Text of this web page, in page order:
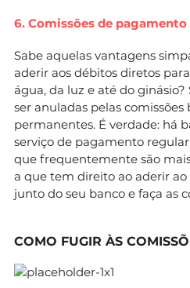
6. Comissões de pagamento
Sabe aquelas vantagens
aderir aos débitos diretos
água, da luz e até do
ser anuladas pelas
permanentes. É verdade: há
serviço de pagamento
que frequentemente são
a que tem direito ao aderir ao
junto do seu banco e faça as
COMO FUGIR ÀS